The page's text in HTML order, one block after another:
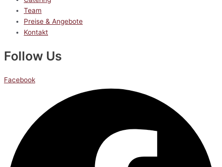
Team
Preise & Angebote
Kontakt
Follow Us
Facebook